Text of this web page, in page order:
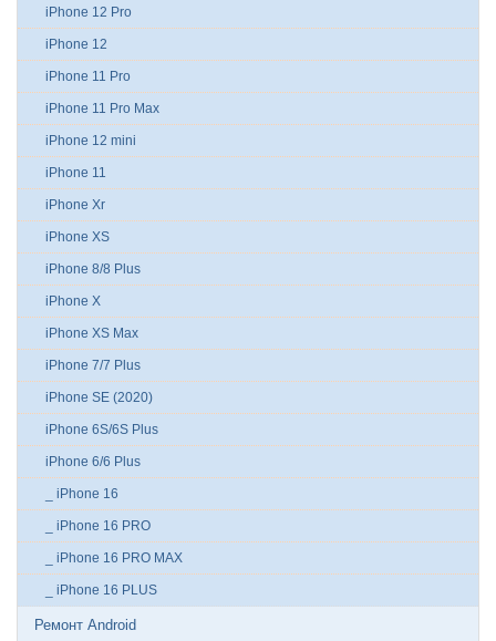
iPhone 12 Pro
iPhone 12
iPhone 11 Pro
iPhone 11 Pro Max
iPhone 12 mini
iPhone 11
iPhone Xr
iPhone XS
iPhone 8/8 Plus
iPhone X
iPhone XS Max
iPhone 7/7 Plus
iPhone SE (2020)
iPhone 6S/6S Plus
iPhone 6/6 Plus
_ iPhone 16
_ iPhone 16 PRO
_ iPhone 16 PRO MAX
_ iPhone 16 PLUS
Ремонт Android